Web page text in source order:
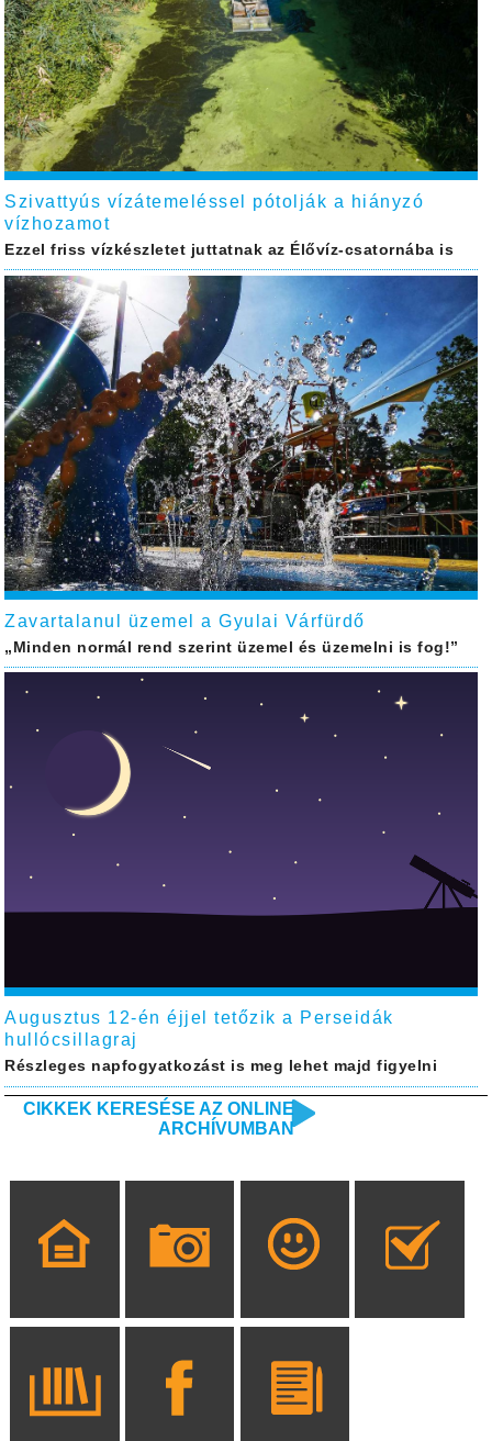
Szivattyús vízátemeléssel pótolják a hiányzó
vízhozamot
Ezzel friss vízkészletet juttatnak az Élővíz-csatornába is
Zavartalanul üzemel a Gyulai Várfürdő
„Minden normál rend szerint üzemel és üzemelni is fog!”
Augusztus 12-én éjjel tetőzik a Perseidák
hullócsillagraj
Részleges napfogyatkozást is meg lehet majd figyelni
CIKKEK KERESÉSE AZ ONLINE
ARCHÍVUMBAN